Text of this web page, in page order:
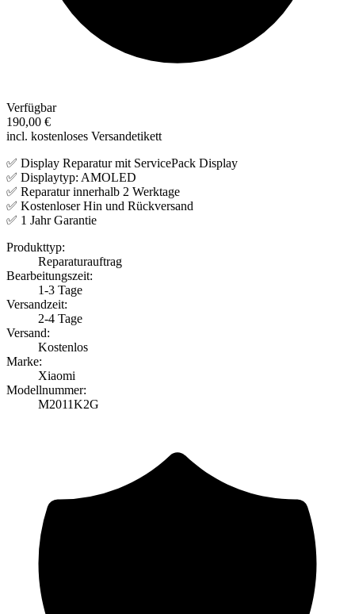
Verfügbar
190,00 €
incl. kostenloses Versandetikett
✅ Display Reparatur mit ServicePack Display
✅ Displaytyp: AMOLED
✅ Reparatur innerhalb 2 Werktage
✅ Kostenloser Hin und Rückversand
✅ 1 Jahr Garantie
Produkttyp:
Reparaturauftrag
Bearbeitungszeit:
1-3 Tage
Versandzeit:
2-4 Tage
Versand:
Kostenlos
Marke:
Xiaomi
Modellnummer:
M2011K2G